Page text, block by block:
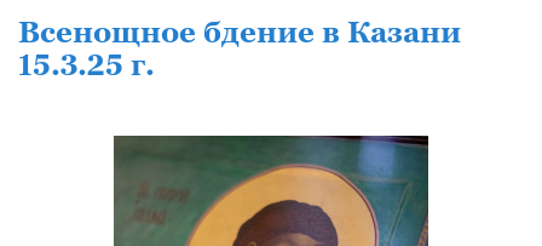
Всенощное бдение в Казани
15.3.25 г.